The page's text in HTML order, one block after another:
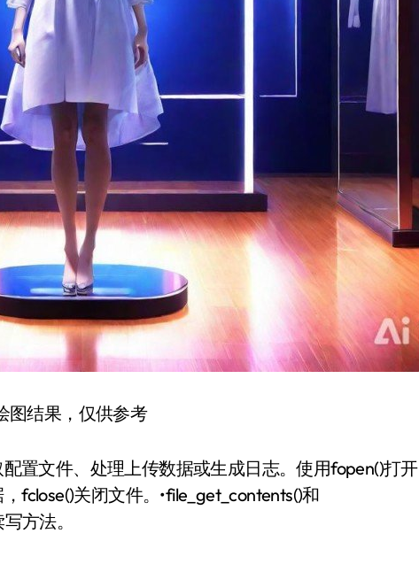
图结果，仅供参考
置文件、处理上传数据或生成日志。使用fopen()打开
fclose()关闭文件。•file_get_contents()和
方法。